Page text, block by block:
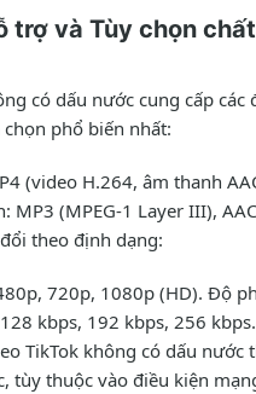
trợ và Tùy chọn
có dấu nước cung cấp
phổ biến nhất:
(video H.264, âm thanh
: MP3 (MPEG-1 Layer III),
theo định dạng:
720p, 1080p (HD). Độ
kbps, 192 kbps, 256
TikTok không có dấu
tùy thuộc vào điều kiện